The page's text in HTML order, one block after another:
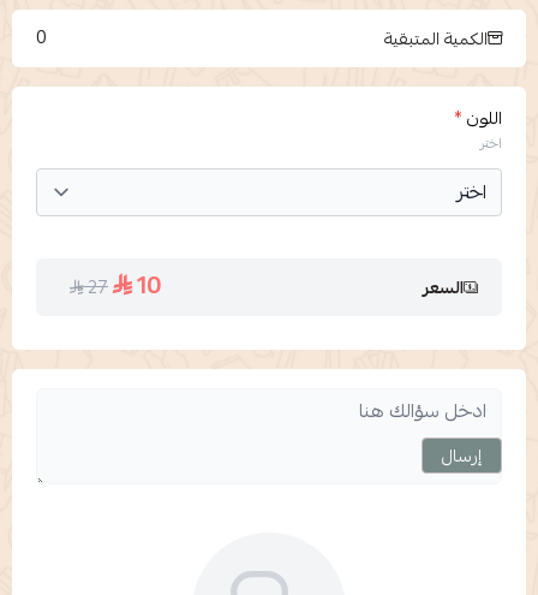
الكمية المتبقية 0
اللون*
اختر
السعر 10
27
إرسال